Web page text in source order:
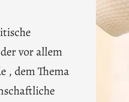
vor allem
, dem Thema